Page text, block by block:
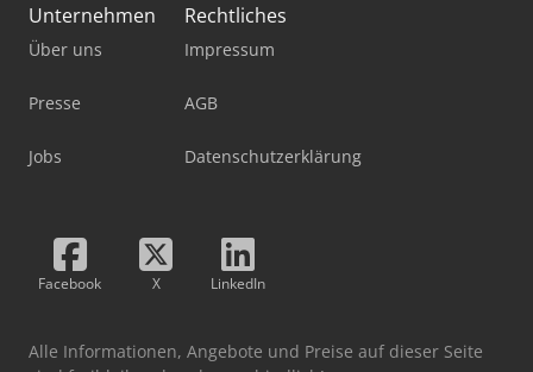
Unternehmen
Über uns
Presse
Jobs
Rechtliches
Impressum
AGB
Datenschutzerklärung
Facebook X LinkedIn
Alle Informationen, Angebote und Preise auf dieser Seite